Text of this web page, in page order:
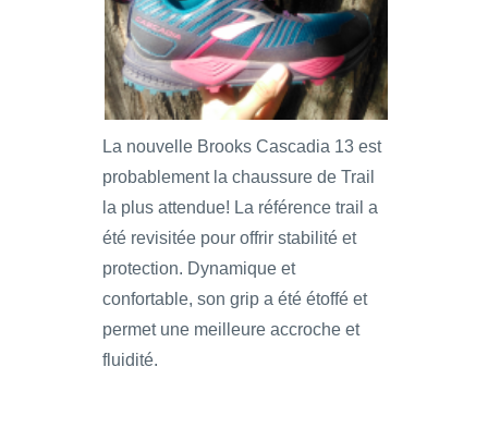
La nouvelle Brooks Cascadia 13 est
probablement la chaussure de Trail
la plus attendue! La référence trail a
été revisitée pour offrir stabilité et
protection. Dynamique et
confortable, son grip a été étoffé et
permet une meilleure accroche et
fluidité.